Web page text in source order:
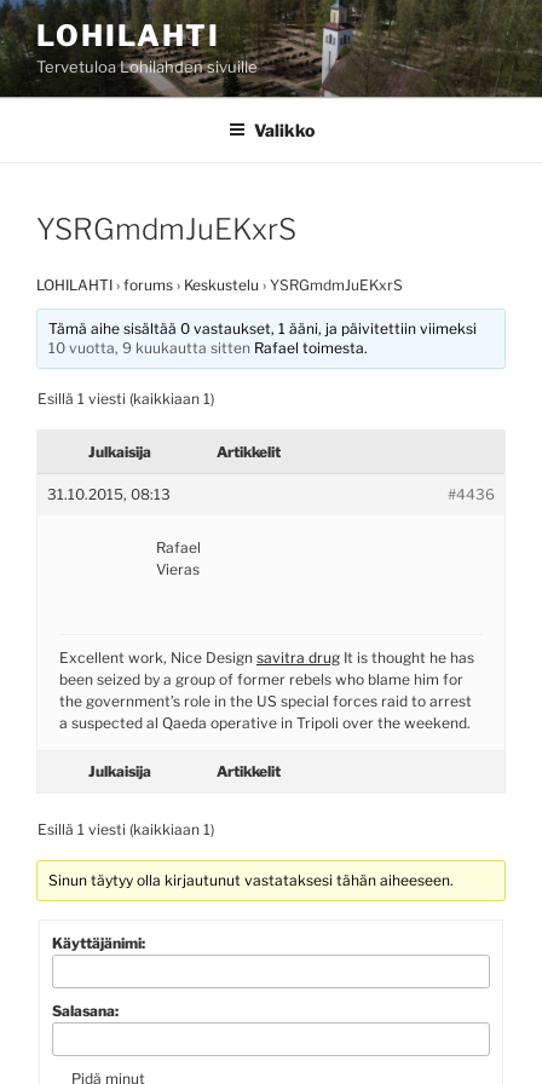
Siirry
sisältöönLOHILAHTI
Tervetuloa Lohilahden sivuille
Valikko
YSRGmdmJuEKxrS
LOHILAHTI › forums › Keskustelu › YSRGmdmJuEKxrS
Tämä aihe sisältää 0 vastaukset, 1 ääni, ja päivitettiin viimeksi
10 vuotta, 9 kuukautta sitten Rafael toimesta.
Esillä 1 viesti (kaikkiaan 1)
Julkaisija Artikkelit
31.10.2015, 08:13 #4436
Rafael
Vieras
Excellent work, Nice Design savitra drug It is thought he has
been seized by a group of former rebels who blame him for
the government’s role in the US special forces raid to arrest
a suspected al Qaeda operative in Tripoli over the weekend.
Julkaisija Artikkelit
Esillä 1 viesti (kaikkiaan 1)
Sinun täytyy olla kirjautunut vastataksesi tähän aiheeseen.
Käyttäjänimi:
Salasana:
Pidä minut